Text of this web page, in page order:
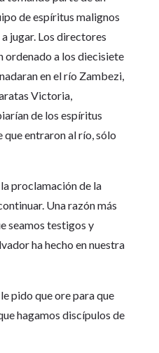
de espíritus malignos
jugar. Los directores
ordenado a los diecisiete
en el río Zambezi,
Victoria,
de los espíritus
entraron al río, sólo
proclamación de la
Una razón más
seamos testigos y
ha hecho en nuestra
pido que ore para que
hagamos discípulos de